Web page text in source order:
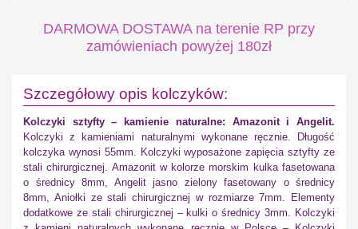
DARMOWA DOSTAWA na terenie RP przy
zamówieniach powyżej 180zł
Szczegółowy opis kolczyków:
Kolczyki sztyfty – kamienie naturalne: Amazonit i Angelit.
Kolczyki z kamieniami naturalnymi wykonane ręcznie. Długość
kolczyka wynosi 55mm. Kolczyki wyposażone zapięcia sztyfty ze
stali chirurgicznej. Amazonit w kolorze morskim kulka fasetowana
o średnicy 8mm, Angelit jasno zielony fasetowany o średnicy
8mm, Aniołki ze stali chirurgicznej w rozmiarze 7mm. Elementy
dodatkowe ze stali chirurgicznej – kulki o średnicy 3mm. Kolczyki